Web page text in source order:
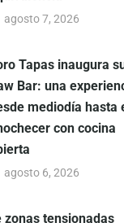
agosto 7, 2026
Tapas inaugura
Bar: una
mediodía hasta
con cocina
agosto 6, 2026
zonas tensionadas